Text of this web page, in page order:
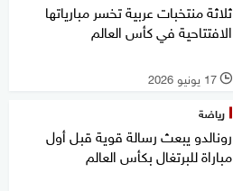
ثلاثة منتخبات عربية تخسر مبارياتها
الافتتاحية في كأس العالم
l 17 يونيو 2026
رياضة
رونالدو يبعث رسالة قوية قبل أول
مباراة للبرتغال بكأس العالم